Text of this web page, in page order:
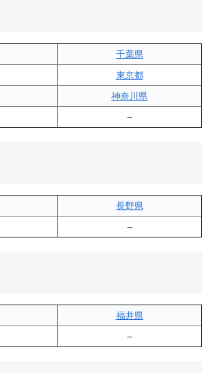
千葉県
東京都
神奈川県
–
長野県
–
福井県
–